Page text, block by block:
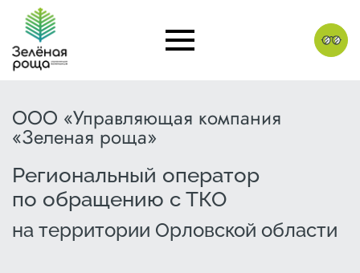
ООО «Управляющая компания
«Зеленая роща»
Региональный оператор
по обращению с ТКО
на территории Орловской области